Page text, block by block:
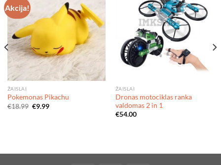
Akcija!
ŽAISLAI
Pokemonas Pikachu
€18.99 Original
€9.99Current
ŽAISLAI
Dronas motociklas ranka
valdomas 2 in 1
€54.00